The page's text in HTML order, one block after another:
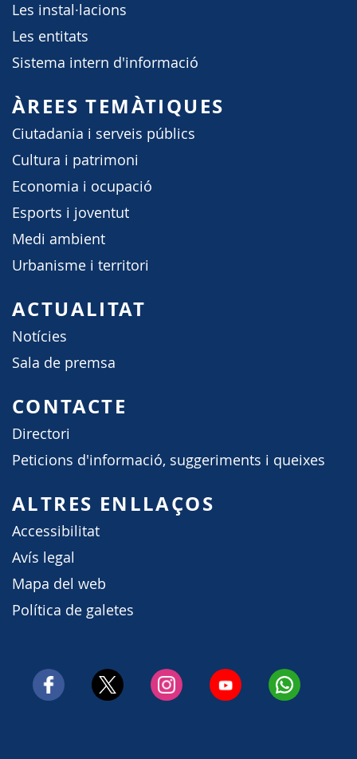
Les instal·lacions
Les entitats
Sistema intern d'informació
ÀREES TEMÀTIQUES
Ciutadania i serveis públics
Cultura i patrimoni
Economia i ocupació
Esports i joventut
Medi ambient
Urbanisme i territori
ACTUALITAT
Notícies
Sala de premsa
CONTACTE
Directori
Peticions d'informació, suggeriments i queixes
ALTRES ENLLAÇOS
Accessibilitat
Avís legal
Mapa del web
Política de galetes